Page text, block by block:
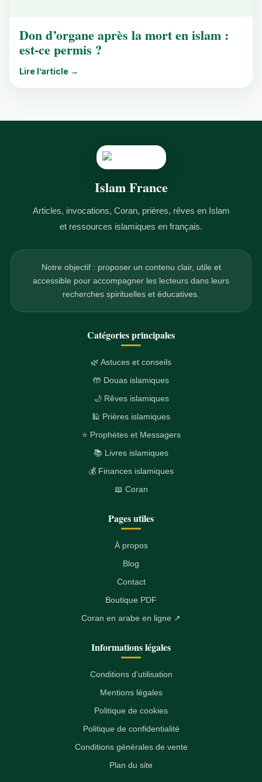
Don d’organe après la mort en islam :
est-ce permis ?
Lire l’article →
Islam France
Articles, invocations, Coran, prières, rêves en Islam
et ressources islamiques en français.
Notre objectif : proposer un contenu clair, utile et
accessible pour accompagner les lecteurs dans leurs
recherches spirituelles et éducatives.
Catégories principales
🌿 Astuces et conseils
🤲 Douas islamiques
🌙 Rêves islamiques
🕌 Prières islamiques
⭐ Prophètes et Messagers
📚 Livres islamiques
💰 Finances islamiques
📖 Coran
Pages utiles
À propos
Blog
Contact
Boutique PDF
Coran en arabe en ligne ↗
Informations légales
Conditions d’utilisation
Mentions légales
Politique de cookies
Politique de confidentialité
Conditions générales de vente
Plan du site